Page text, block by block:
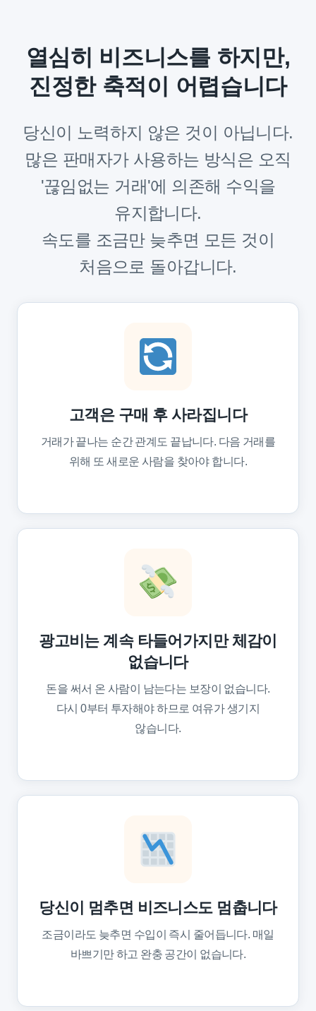
열심히 비즈니스를 하지만,
진정한 축적이 어렵습니다
당신이 노력하지 않은 것이 아닙니다.
많은 판매자가 사용하는 방식은 오직
'끊임없는 거래'에 의존해 수익을
유지합니다.
속도를 조금만 늦추면 모든 것이
처음으로 돌아갑니다.
고객은 구매 후 사라집니다
거래가 끝나는 순간 관계도 끝납니다. 다음 거래를
위해 또 새로운 사람을 찾아야 합니다.
광고비는 계속 타들어가지만 체감이
없습니다
돈을 써서 온 사람이 남는다는 보장이 없습니다.
다시 0부터 투자해야 하므로 여유가 생기지
않습니다.
당신이 멈추면 비즈니스도 멈춥니다
조금이라도 늦추면 수입이 즉시 줄어듭니다. 매일
바쁘기만 하고 완충 공간이 없습니다.